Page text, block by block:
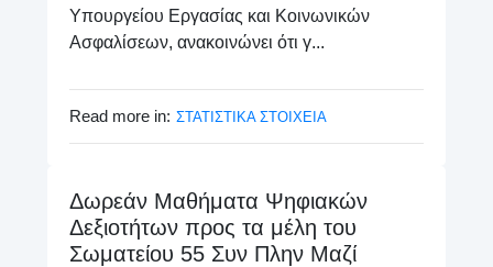
Υπουργείου Εργασίας και Κοινωνικών
Ασφαλίσεων, ανακοινώνει ότι γ...
Read more in: ΣΤΑΤΙΣΤΙΚΑ ΣΤΟΙΧΕΙΑ
Δωρεάν Μαθήματα Ψηφιακών
Δεξιοτήτων προς τα μέλη του
Σωματείου 55 Συν Πλην Μαζί